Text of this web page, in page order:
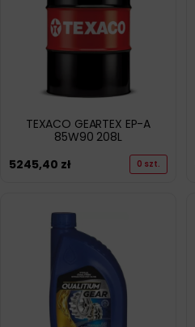
TEXACO GEARTEX EP-A
85W90 208L
5245,40 zł 0 szt.